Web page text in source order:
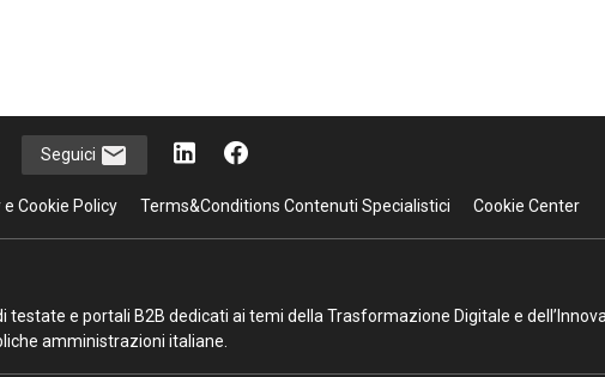
Seguici
e Cookie Policy Terms&Conditions Contenuti Specialistici Cookie Center
testate e portali B2B dedicati ai temi della Trasformazione Digitale e
amministrazioni italiane.